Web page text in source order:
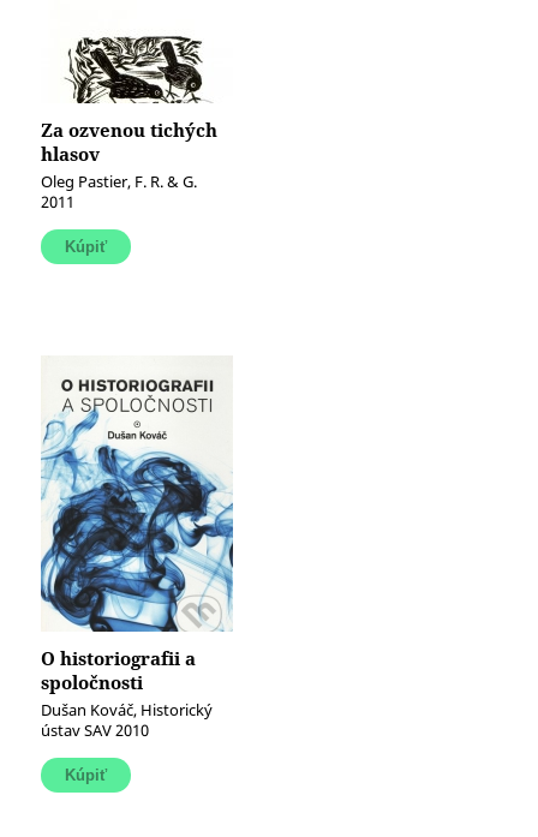
Za ozvenou tichých
hlasov
Oleg Pastier, F. R. & G.
2011
O historiografii a
spoločnosti
Dušan Kováč, Historický
ústav SAV 2010